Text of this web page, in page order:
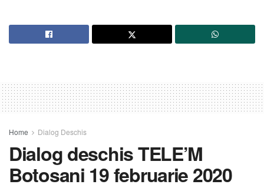
Home Dialog Deschis
Dialog deschis TELE’M
Botosani 19 februarie 2020